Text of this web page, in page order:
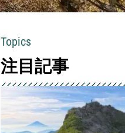
Topics
注目記事